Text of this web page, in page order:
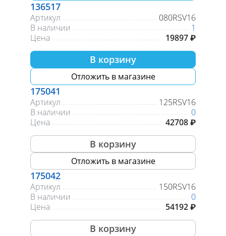
136517
Артикул
080RSV16
В наличии
1
Цена
19897 ₽
В корзину
Отложить в магазине
175041
Артикул
125RSV16
В наличии
0
Цена
42708 ₽
В корзину
Отложить в магазине
175042
Артикул
150RSV16
В наличии
0
Цена
54192 ₽
В корзину